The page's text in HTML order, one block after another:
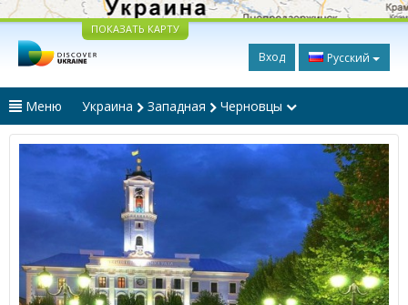
ПОКАЗАТЬ КАРТУ
Вход Русский
Меню Украина Западная Черновцы